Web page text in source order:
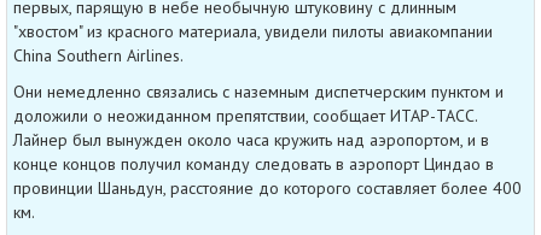
первых, парящую в небе необычную штуковину с длинным
"хвостом" из красного материала, увидели пилоты авиакомпании
China Southern Airlines.
Они немедленно связались с наземным диспетчерским пунктом и
доложили о неожиданном препятствии, сообщает ИТАР-ТАСС.
Лайнер был вынужден около часа кружить над аэропортом, и в
конце концов получил команду следовать в аэропорт Циндао в
провинции Шаньдун, расстояние до которого составляет более 400
км.